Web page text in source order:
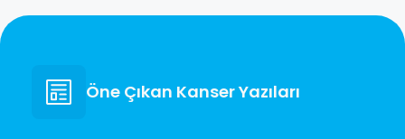
Öne Çıkan Kanser Yazıları